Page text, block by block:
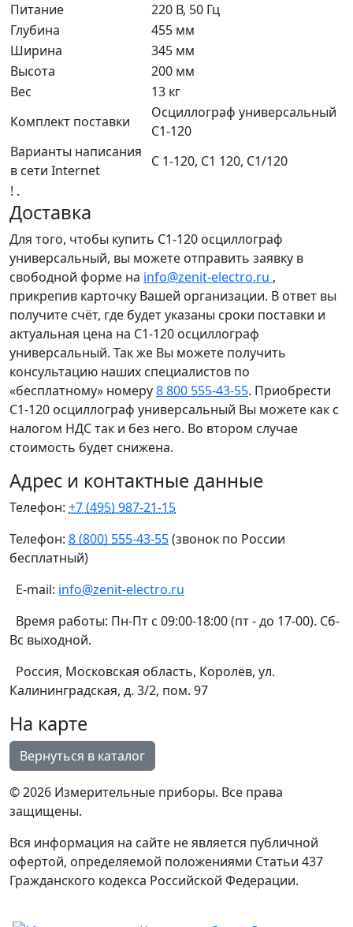
Питание
220 В, 50 Гц
Глубина
455 мм
Ширина
345 мм
Высота
200 мм
Вес
13 кг
Комплект поставки
Осциллограф универсальный
С1-120
Варианты написания
в сети Internet
С 1-120, С1 120, С1/120
! .
Доставка
Для того, чтобы купить С1-120 осциллограф
универсальный, вы можете отправить заявку в
свободной форме на info@zenit-electro.ru ,
прикрепив карточку Вашей организации. В ответ вы
получите счёт, где будет указаны сроки поставки и
актуальная цена на С1-120 осциллограф
универсальный. Так же Вы можете получить
консультацию наших специалистов по
«бесплатному» номеру8 800 555-43-55. Приобрести
С1-120 осциллограф универсальный Вы можете как с
налогом НДС так и без него. Во втором случае
стоимость будет снижена.
Адрес и контактные данные
Телефон: +7 (495) 987-21-15
Телефон: 8 (800) 555-43-55(звонок по России
бесплатный)
E-mail: info@zenit-electro.ru
Время работы: Пн-Пт с 09:00-18:00 (пт - до 17-00). Сб-
Вс выходной.
Россия, Московская область, Королёв, ул.
Калининградская, д. 3/2, пом. 97
На карте
© 2026 Измерительные приборы. Все права
защищены.
Вся информация на сайте не является публичной
офертой, определяемой положениями Статьи 437
Гражданского кодекса Российской Федерации.